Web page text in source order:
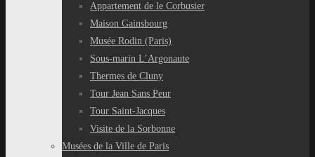
Appartement de le Corbusier
Maison Gainsbourg
Musée Rodin (Paris)
Sous-marin L’Argonaute
Thermes de Cluny
Tour Jean Sans Peur
Tour Saint-Jacques
Visite de la Sorbonne
Musées de la Ville de Paris